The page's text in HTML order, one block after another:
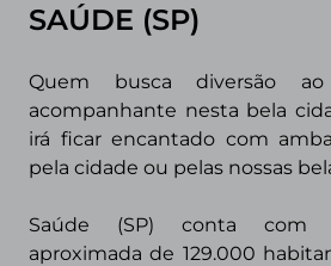
SAÚDE (SP)
Quem busca diversão
acompanhante nesta bela
irá ficar encantado com
pela cidade ou pelas nossas
Saúde (SP) conta com
aproximada de 129.000